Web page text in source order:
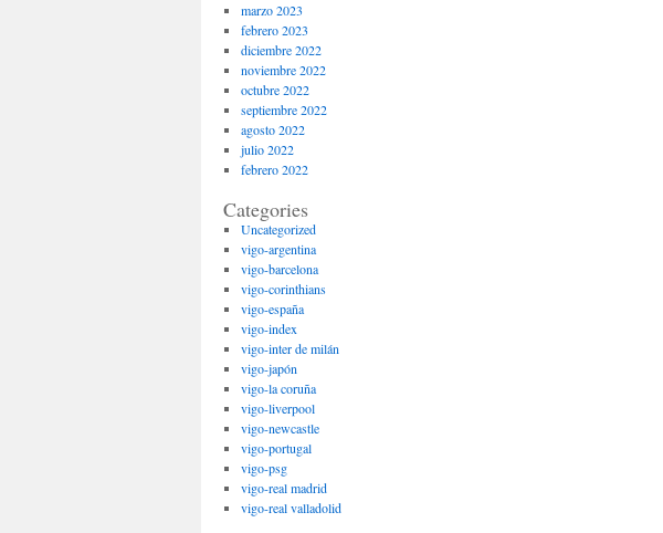
marzo 2023
febrero 2023
diciembre 2022
noviembre 2022
octubre 2022
septiembre 2022
agosto 2022
julio 2022
febrero 2022
Categories
Uncategorized
vigo-argentina
vigo-barcelona
vigo-corinthians
vigo-españa
vigo-index
vigo-inter de milán
vigo-japón
vigo-la coruña
vigo-liverpool
vigo-newcastle
vigo-portugal
vigo-psg
vigo-real madrid
vigo-real valladolid